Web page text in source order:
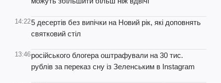
14:225 десертів без випічки на Новий рік, які доповнять
святковий стіл
13:46російського блогера оштрафували на 30 тис.
рублів за переказ сну із Зеленським в Instagram